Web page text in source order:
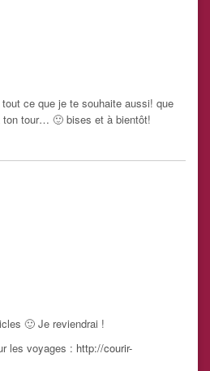
tout ce que je te souhaite aussi! que
ton tour… 🙂 bises et à bientôt!
🙂 Je reviendrai !
les voyages : http://courir-